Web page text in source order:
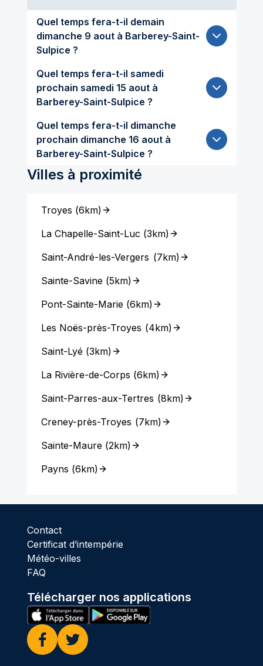
Quel temps fera-t-il demain
dimanche 9 aout à Barberey-Saint-
Sulpice ?
Quel temps fera-t-il samedi
prochain samedi 15 aout à
Barberey-Saint-Sulpice ?
Quel temps fera-t-il dimanche
prochain dimanche 16 aout à
Barberey-Saint-Sulpice ?
Villes à proximité
Troyes (6km)
La Chapelle-Saint-Luc (3km)
Saint-André-les-Vergers (7km)
Sainte-Savine(5km)
Pont-Sainte-Marie(6km)
Les Noës-près-Troyes (4km)
Saint-Lyé(3km)
La Rivière-de-Corps (6km)
Saint-Parres-aux-Tertres (8km)
Creney-près-Troyes (7km)
Sainte-Maure(2km)
Payns (6km)
Contact
Certificat d’intempérie
Météo-villes
FAQ
Télécharger nos applications
Facebook
Twitter